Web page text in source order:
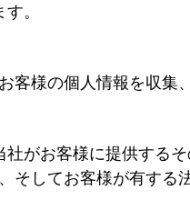
。
客様の個人情報を収集
がお客様に提供するそ
そしてお客様が有する